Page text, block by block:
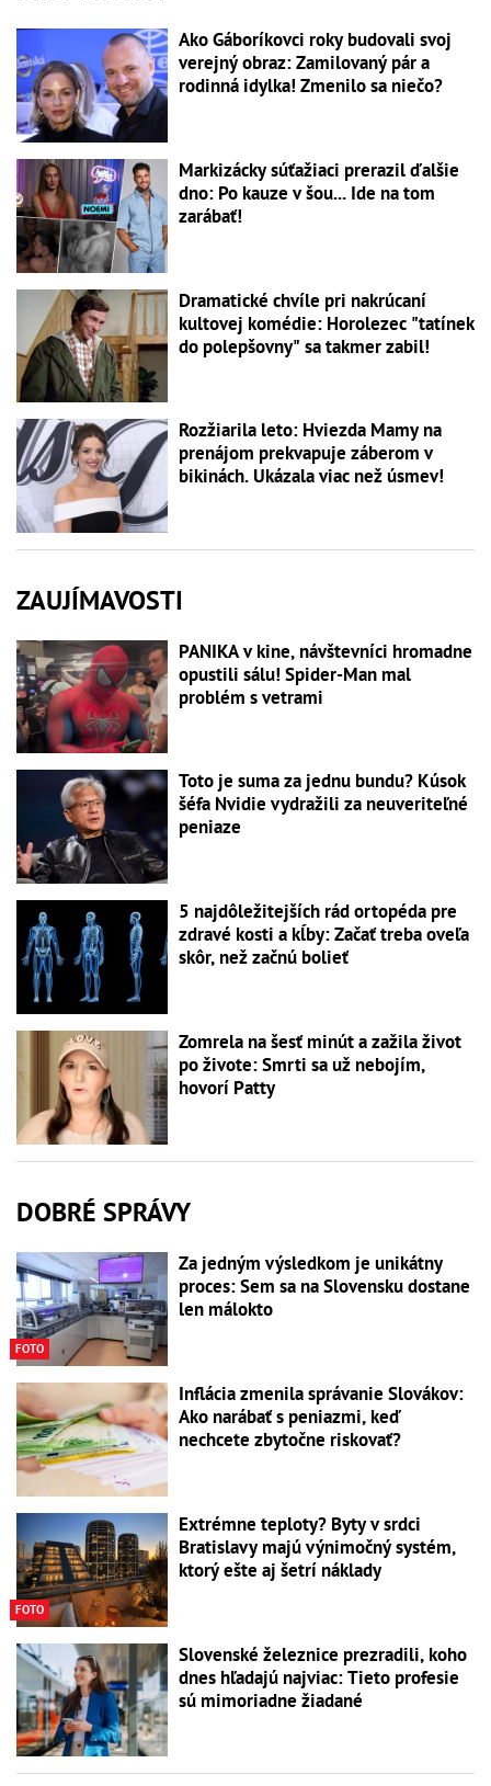
Ako Gáboríkovci roky budovali svoj
verejný obraz: Zamilovaný pár a
rodinná idylka! Zmenilo sa niečo?
Markizácky súťažiaci prerazil ďalšie
dno: Po kauze v šou... Ide na tom
zarábať!
Dramatické chvíle pri nakrúcaní
kultovej komédie: Horolezec "tatínek
do polepšovny" sa takmer zabil!
Rozžiarila leto: Hviezda Mamy na
prenájom prekvapuje záberom v
bikinách. Ukázala viac než úsmev!
ZAUJÍMAVOSTI
PANIKA v kine, návštevníci hromadne
opustili sálu! Spider-Man mal
problém s vetrami
Toto je suma za jednu bundu? Kúsok
šéfa Nvidie vydražili za neuveriteľné
peniaze
5 najdôležitejších rád ortopéda pre
zdravé kosti a kĺby: Začať treba oveľa
skôr, než začnú bolieť
Zomrela na šesť minút a zažila život
po živote: Smrti sa už nebojím,
hovorí Patty
DOBRÉ SPRÁVY
FOTO
Za jedným výsledkom je unikátny
proces: Sem sa na Slovensku dostane
len málokto
Inflácia zmenila správanie Slovákov:
Ako narábať s peniazmi, keď
nechcete zbytočne riskovať?
FOTO
Extrémne teploty? Byty v srdci
Bratislavy majú výnimočný systém,
ktorý ešte aj šetrí náklady
Slovenské železnice prezradili, koho
dnes hľadajú najviac: Tieto profesie
sú mimoriadne žiadané